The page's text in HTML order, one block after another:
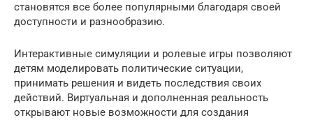
становятся все более популярными благодаря своей
доступности и разнообразию.
Интерактивные симуляции и ролевые игры позволяют
детям моделировать политические ситуации,
принимать решения и видеть последствия своих
действий. Виртуальная и дополненная реальность
открывают новые возможности для создания